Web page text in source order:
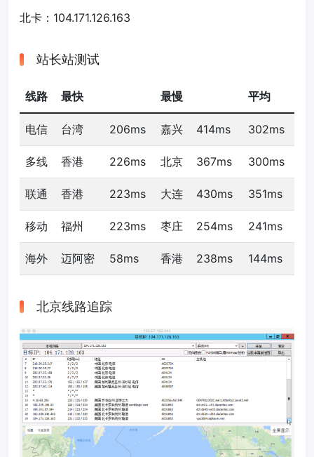
北卡：104.171.126.163
站长站测试
线路 最快 最慢 平均
电信 台湾 206ms 嘉兴 414ms 302ms
多线 香港 226ms 北京 367ms 300ms
联通 香港 223ms 大连 430ms 351ms
移动 福州 223ms 枣庄 254ms 241ms
海外 迈阿密 58ms 香港 238ms 144ms
北京线路追踪